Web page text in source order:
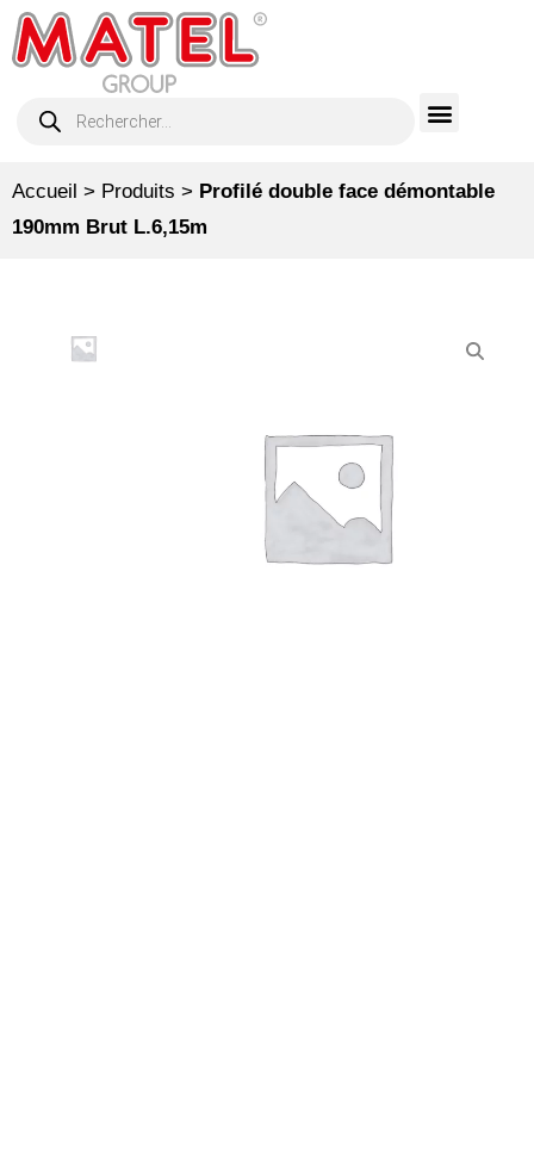
Accueil > Produits > Profilé double face démontable
190mm Brut L.6,15m